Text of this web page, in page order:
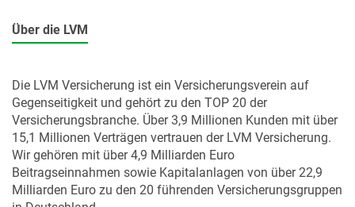
Über die LVM
Die LVM Versicherung ist ein Versicherungsverein auf
Gegenseitigkeit und gehört zu den TOP 20 der
Versicherungsbranche. Über 3,9 Millionen Kunden mit über
15,1 Millionen Verträgen vertrauen der LVM Versicherung.
Wir gehören mit über 4,9 Milliarden Euro
Beitragseinnahmen sowie Kapitalanlagen von über 22,9
Milliarden Euro zu den 20 führenden Versicherungsgruppen